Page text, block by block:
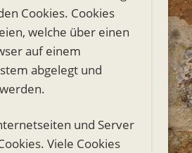
Cookies. Cookies
welche über einen
auf einem
abgelegt und
und Server
Viele Cookies